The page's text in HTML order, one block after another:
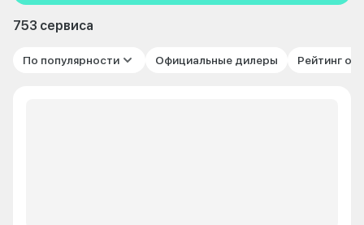
753 сервиса
По популярности Официальные дилеры Рейтинг